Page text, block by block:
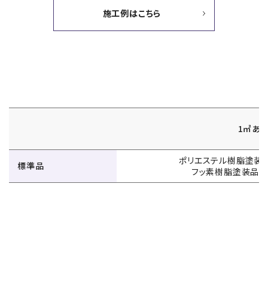
施工例はこちら
1㎡あ
標準品
ポリエステル樹脂塗装
フッ素樹脂塗装品